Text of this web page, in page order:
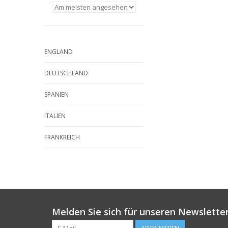
ENGLAND
DEUTSCHLAND
SPANIEN
ITALIEN
FRANKREICH
Melden Sie sich für unseren